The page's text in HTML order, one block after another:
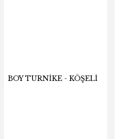
BOY TURNİKE - KÖŞELİ